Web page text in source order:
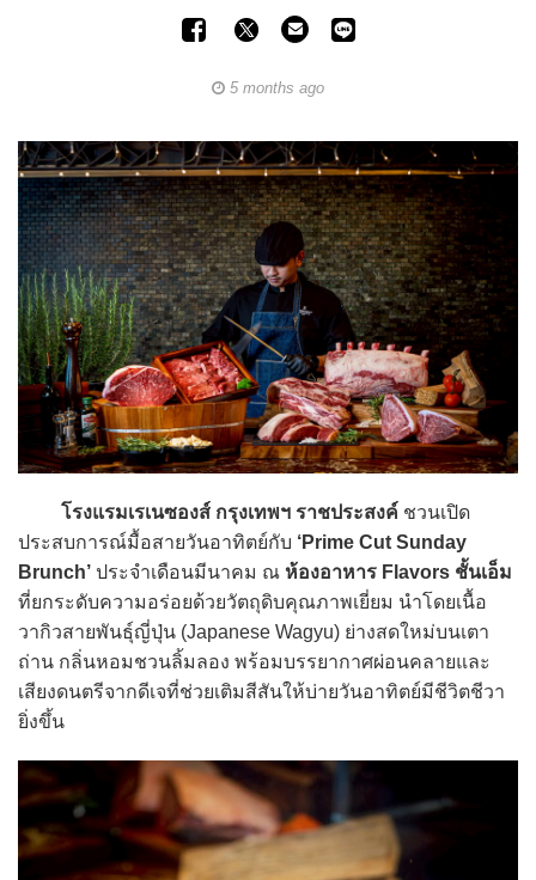
5 months ago
โรงแรมเรเนซองส์ กรุงเทพฯ ราชประสงค์ ชวนเปิด
ประสบการณ์มื้อสายวันอาทิตย์กับ ‘Prime Cut Sunday
Brunch’ ประจำเดือนมีนาคม ณ ห้องอาหาร Flavors ชั้นเอ็ม
ที่ยกระดับความอร่อยด้วยวัตถุดิบคุณภาพเยี่ยม นำโดยเนื้อ
วากิวสายพันธุ์ญี่ปุ่น (Japanese Wagyu) ย่างสดใหม่บนเตา
ถ่าน กลิ่นหอมชวนลิ้มลอง พร้อมบรรยากาศผ่อนคลายและ
เสียงดนตรีจากดีเจที่ช่วยเติมสีสันให้บ่ายวันอาทิตย์มีชีวิตชีวา
ยิ่งขึ้น